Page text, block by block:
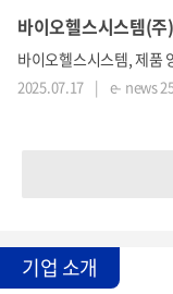
바이오헬스시스템, 제품
2025.07.17 | e- news
기업 소개